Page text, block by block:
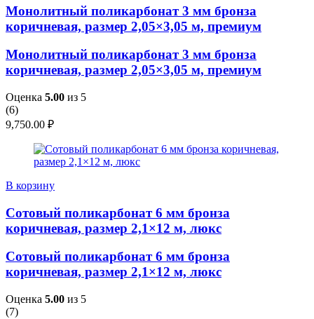
Монолитный поликарбонат 3 мм бронза
коричневая, размер 2,05×3,05 м, премиум
Монолитный поликарбонат 3 мм бронза
коричневая, размер 2,05×3,05 м, премиум
Оценка 5.00 из 5
(6)
9,750.00 ₽
В корзину
Сотовый поликарбонат 6 мм бронза
коричневая, размер 2,1×12 м, люкс
Сотовый поликарбонат 6 мм бронза
коричневая, размер 2,1×12 м, люкс
Оценка 5.00 из 5
(7)